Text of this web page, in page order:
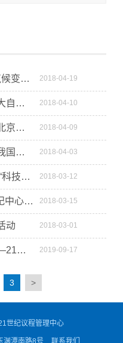
2018-04-19
21世纪中心“气候沙龙”讨论气候变化科技工作三组数据
2018-04-10
21世纪中心 “气候沙龙” 对话大自然保护协会
2018-04-09
21世纪中心 “气候沙龙” 走进北京理工大学
2018-04-03
21世纪中心 “气候沙龙” 热议我国气候变化科技投入和研究进展
2018-03-12
21世纪中心 “气候沙龙” 聚焦 “科技支撑引领应对气候变化”
2018-03-15
我驻丹麦科技参赞参加21世纪中心“气候沙龙”活动
2018-03-01
动
2019-09-17
授之以“渔”不如授之以“道”——21世纪中心“气候沙龙”探讨应对气候变化之策
3 >
世纪议程管理中心
渊潭南路8号 联系我们